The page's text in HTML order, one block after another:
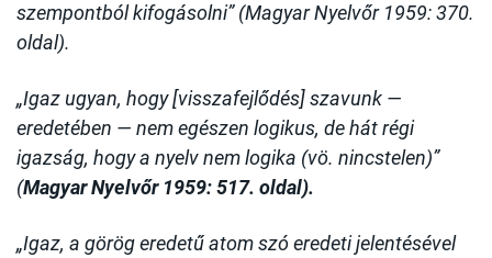
szempontból kifogásolni” (Magyar Nyelvőr 1959: 370.
oldal).
„Igaz ugyan, hogy [visszafejlődés] szavunk —
eredetében — nem egészen logikus, de hát régi
igazság, hogy a nyelv nem logika (vö. nincstelen)”
(Magyar Nyelvőr 1959: 517. oldal).
„Igaz, a görög eredetű atom szó eredeti jelentésével